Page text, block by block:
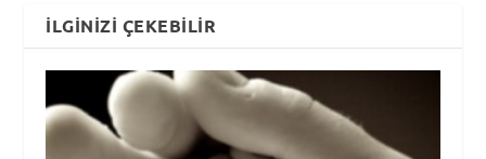
İLGINIZI ÇEKEBILIR